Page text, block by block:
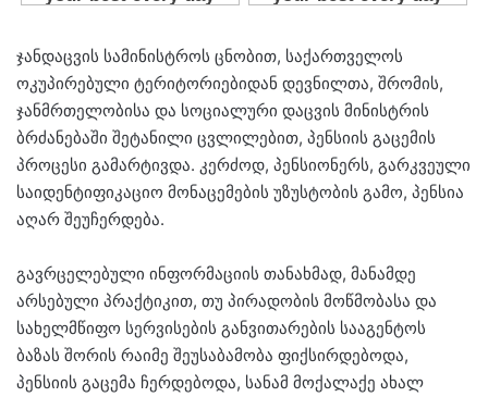
ჯანდაცვის სამინისტროს ცნობით, საქართველოს
ოკუპირებული ტერიტორიებიდან დევნილთა, შრომის,
ჯანმრთელობისა და სოციალური დაცვის მინისტრის
ბრძანებაში შეტანილი ცვლილებით, პენსიის გაცემის
პროცესი გამარტივდა. კერძოდ, პენსიონერს, გარკვეული
საიდენტიფიკაციო მონაცემების უზუსტობის გამო, პენსია
აღარ შეუჩერდება.
გავრცელებული ინფორმაციის თანახმად, მანამდე
არსებული პრაქტიკით, თუ პირადობის მოწმობასა და
სახელმწიფო სერვისების განვითარების სააგენტოს
ბაზას შორის რაიმე შეუსაბამობა ფიქსირდებოდა,
პენსიის გაცემა ჩერდებოდა, სანამ მოქალაქე ახალ